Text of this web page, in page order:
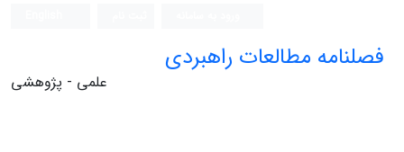
فصلنامه مطالعات راهبردی
علمی - پژوهشی